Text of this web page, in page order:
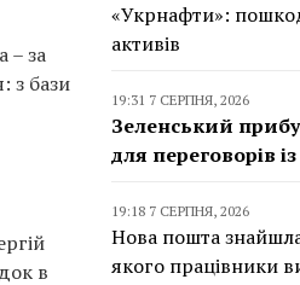
– за
з бази
в
«Укрнафти»:
активів
19:31 7 СЕРПНЯ, 2026
Зеленський
для переговорів
19:18 7 СЕРПНЯ, 2026
Нова пошта
якого працівники